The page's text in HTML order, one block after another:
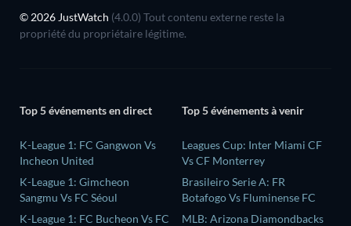
© 2026 JustWatch (4.0.0) Tout contenu externe reste la
propriété du propriétaire légitime.
Top 5 événements en direct
K-League 1: FC Gangwon Vs
Incheon United
K-League 1: Gimcheon
Sangmu Vs FC Séoul
K-League 1: FC Bucheon Vs FC
Top 5 événements à venir
Leagues Cup: Inter Miami CF
Vs CF Monterrey
Brasileiro Serie A: FR
Botafogo Vs Fluminense FC
MLB: Arizona Diamondbacks